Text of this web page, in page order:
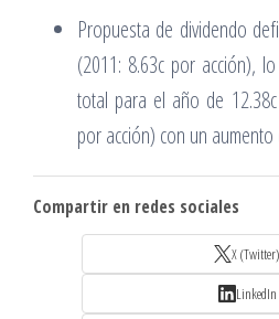
Propuesta de dividendo
(2011: 8.63c por acción),
total para el año de
por acción) con un aumento
Compartir en redes sociales
X (Twitter)
LinkedIn